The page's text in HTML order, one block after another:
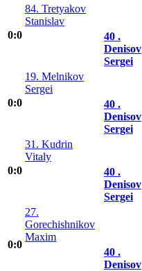
0:0
84. Tretyakov
Stanislav
40 .
Denisov
Sergei
0:0
19. Melnikov
Sergei
40 .
Denisov
Sergei
0:0
31. Kudrin
Vitaly
40 .
Denisov
Sergei
0:0
27.
Gorechishnikov
Maxim
40 .
Denisov